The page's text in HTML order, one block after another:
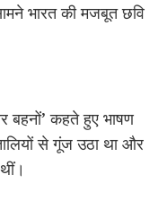
भारत की मजबूत छवि
बहनों’ कहते हुए भाषण
से गूंज उठा था और